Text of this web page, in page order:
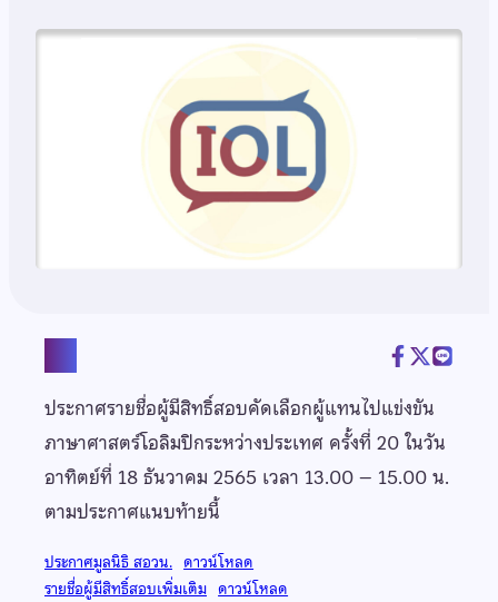
ประกาศรายชื่อผู้มีสิทธิ์สอบคัดเลือกผู้แทนไปแข่งขัน
ภาษาศาสตร์โอลิมปิกระหว่างประเทศ ครั้งที่ 20 ในวัน
อาทิตย์ที่ 18 ธันวาคม 2565 เวลา 13.00 – 15.00 น.
ตามประกาศแนบท้ายนี้
ประกาศมูลนิธิ สอวน. ดาวน์โหลด
รายชื่อผู้มีสิทธิ์สอบเพิ่มเติม ดาวน์โหลด